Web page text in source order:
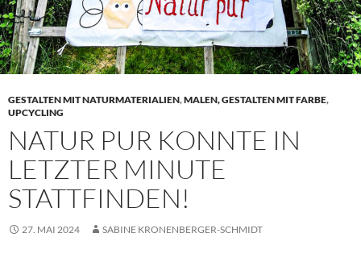
GESTALTEN MIT NATURMATERIALIEN,MALEN, GESTALTEN MIT FARBE,
UPCYCLING
NATUR PUR KONNTE IN
LETZTER MINUTE
STATTFINDEN!
27. MAI 2024 SABINE KRONENBERGER-SCHMIDT